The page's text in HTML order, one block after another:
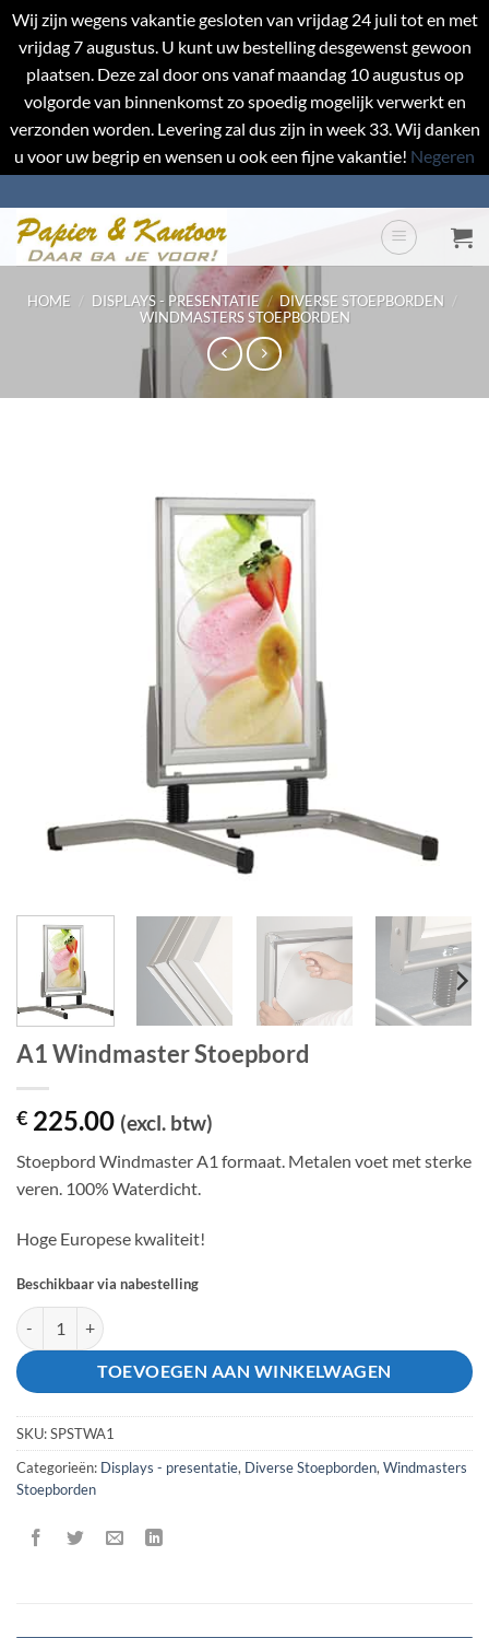
Wij zijn wegens vakantie gesloten van vrijdag 24 juli tot en met
vrijdag 7 augustus. U kunt uw bestelling desgewenst gewoon
plaatsen. Deze zal door ons vanaf maandag 10 augustus op
volgorde van binnenkomst zo spoedig mogelijk verwerkt en
verzonden worden. Levering zal dus zijn in week 33. Wij danken
u voor uw begrip en wensen u ook een fijne vakantie! Negeren
naar
inhoud
HOME / DISPLAYS - PRESENTATIE / DIVERSE STOEPBORDEN /
WINDMASTERS STOEPBORDEN
A1 Windmaster Stoepbord
€ 225.00 (excl. btw)
Stoepbord Windmaster A1 formaat. Metalen voet met sterke
veren. 100% Waterdicht.
Hoge Europese kwaliteit!
Beschikbaar via nabestelling
A1 Windmaster Stoepbord aantal
TOEVOEGEN AAN WINKELWAGEN
SKU:SPSTWA1
Categorieën: Displays - presentatie, Diverse Stoepborden, Windmasters
Stoepborden